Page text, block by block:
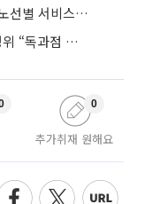
새출발 트리니티항공, 재도약 나선다…노선별 서비스 차별화
여부 따진다”
추가취재 원해요
0